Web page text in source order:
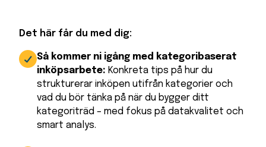
Det här får du med dig:
Så kommer ni igång med kategoribaserat
inköpsarbete: Konkreta tips på hur du
strukturerar inköpen utifrån kategorier och
vad du bör tänka på när du bygger ditt
kategoriträd – med fokus på datakvalitet och
smart analys.